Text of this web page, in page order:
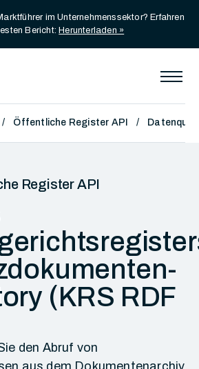
im Unternehmenssektor? Erfahren
Bericht: Herunterladen »
Öffentliche Register API
Register API
(KRS RDF
den Abruf von
aus dem Dokumentenarchiv